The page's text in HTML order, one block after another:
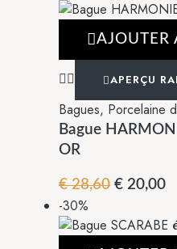
AJOUTER
APERÇU
Bagues, Porcelaine
Bague
OR
€28,60 € 20,00
-30%